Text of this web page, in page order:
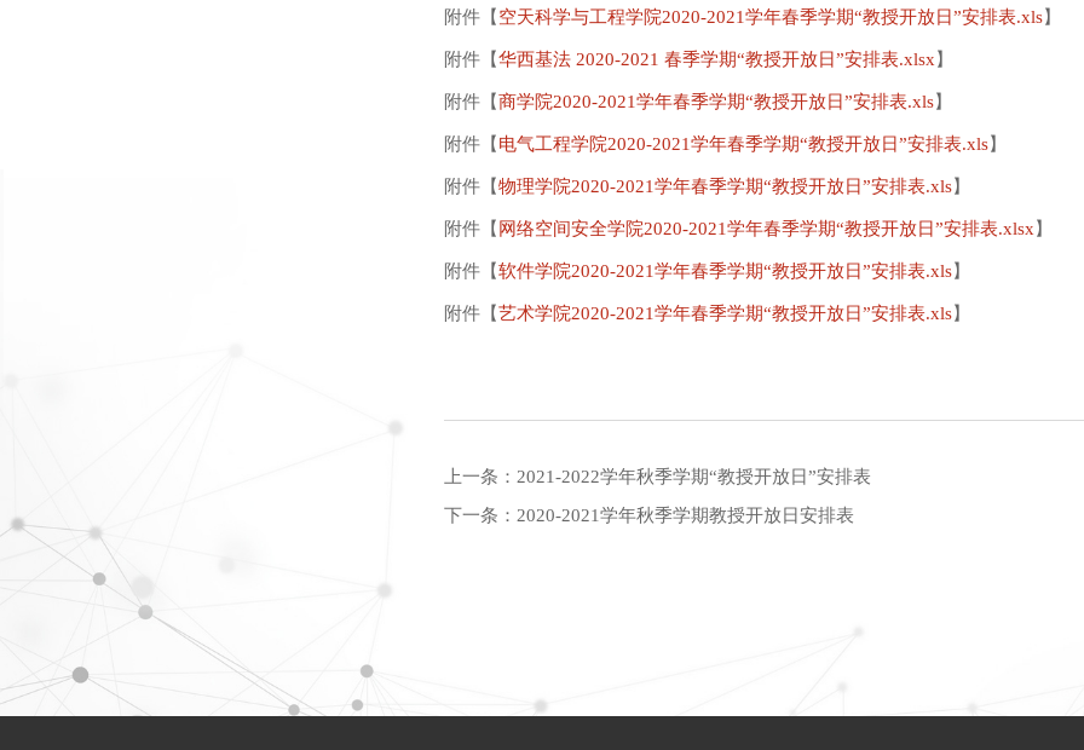
附件【 空天科学与工程学院2020-2021学年春季学期“教授开放日”安排表.xls】
附件【华西基法 2020-2021 春季学期“教授开放日”安排表.xlsx 】
附件【商学院2020-2021学年春季学期“教授开放日”安排表.xls】
附件【 电气工程学院2020-2021学年春季学期“教授开放日”安排表.xls】
附件【物理学院2020-2021学年春季学期“教授开放日”安排表.xls】
附件【 网络空间安全学院2020-2021学年春季学期“教授开放日”安排表.xlsx 】
附件【软件学院2020-2021学年春季学期“教授开放日”安排表.xls】
附件【艺术学院2020-2021学年春季学期“教授开放日”安排表.xls】
上一条： ​2021-2022学年秋季学期“教授开放日”安排表
下一条： 2020-2021学年秋季学期教授开放日安排表